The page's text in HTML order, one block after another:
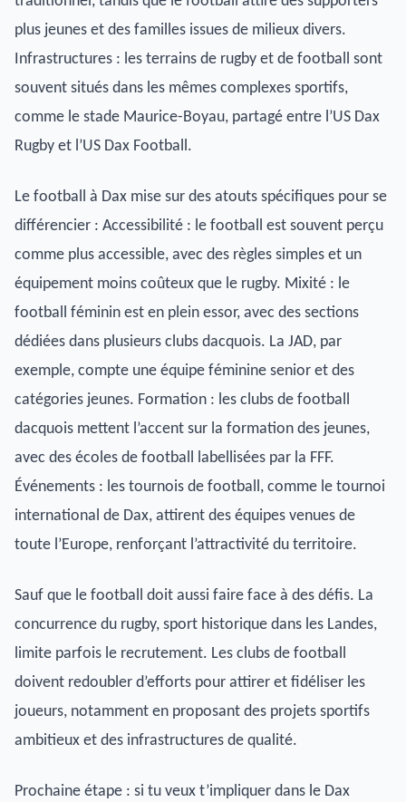
plus jeunes et des familles issues de milieux divers.
Infrastructures : les terrains de rugby et de football sont
souvent situés dans les mêmes complexes sportifs,
comme le stade Maurice-Boyau, partagé entre l’US Dax
Rugby et l’US Dax Football.
Le football à Dax mise sur des atouts spécifiques pour se
différencier : Accessibilité : le football est souvent perçu
comme plus accessible, avec des règles simples et un
équipement moins coûteux que le rugby. Mixité : le
football féminin est en plein essor, avec des sections
dédiées dans plusieurs clubs dacquois. La JAD, par
exemple, compte une équipe féminine senior et des
catégories jeunes. Formation : les clubs de football
dacquois mettent l’accent sur la formation des jeunes,
avec des écoles de football labellisées par la FFF.
Événements : les tournois de football, comme le tournoi
international de Dax, attirent des équipes venues de
toute l’Europe, renforçant l’attractivité du territoire.
Sauf que le football doit aussi faire face à des défis. La
concurrence du rugby, sport historique dans les Landes,
limite parfois le recrutement. Les clubs de football
doivent redoubler d’efforts pour attirer et fidéliser les
joueurs, notamment en proposant des projets sportifs
ambitieux et des infrastructures de qualité.
Prochaine étape : si tu veux t’impliquer dans le Dax